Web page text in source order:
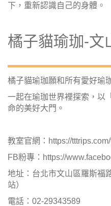
下，重新認識自己的身體。
橘子貓瑜珈-文
橘子貓瑜珈願和所有愛好瑜
一起在瑜珈世界裡探索，以
命的美好大門。
教室官網： https://
FB粉專： https://
地址：台北市文山區羅斯福
站）
電話：02-29343589